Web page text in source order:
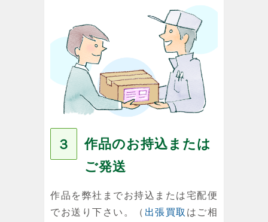
３
作品のお持込または
ご発送
作品を弊社までお持込または宅配便
でお送り下さい。（ 出張買取 はご相